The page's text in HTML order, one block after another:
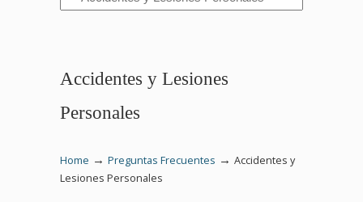
Accidentes y Lesiones
Personales
Home → Preguntas Frecuentes → Accidentes y
Lesiones Personales